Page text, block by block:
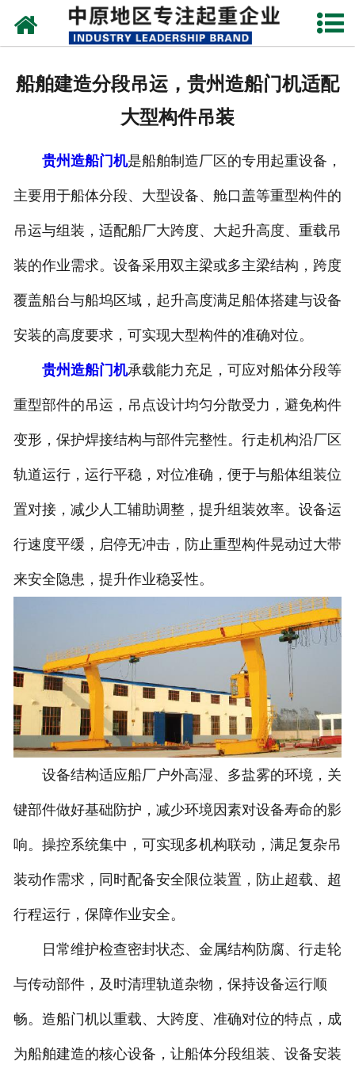
网站首页
企业视频
成功案例
联系我们
船舶建造分段吊运，贵州造船门机适配
大型构件吊装
贵州造船门机是船舶制造厂区的专用起重设备，
主要用于船体分段、大型设备、舱口盖等重型构件的
吊运与组装，适配船厂大跨度、大起升高度、重载吊
装的作业需求。设备采用双主梁或多主梁结构，跨度
覆盖船台与船坞区域，起升高度满足船体搭建与设备
安装的高度要求，可实现大型构件的准确对位。
贵州造船门机承载能力充足，可应对船体分段等
重型部件的吊运，吊点设计均匀分散受力，避免构件
变形，保护焊接结构与部件完整性。行走机构沿厂区
轨道运行，运行平稳，对位准确，便于与船体组装位
置对接，减少人工辅助调整，提升组装效率。设备运
行速度平缓，启停无冲击，防止重型构件晃动过大带
来安全隐患，提升作业稳妥性。
设备结构适应船厂户外高湿、多盐雾的环境，关
键部件做好基础防护，减少环境因素对设备寿命的影
响。操控系统集中，可实现多机构联动，满足复杂吊
装动作需求，同时配备安全限位装置，防止超载、超
行程运行，保障作业安全。
日常维护检查密封状态、金属结构防腐、行走轮
与传动部件，及时清理轨道杂物，保持设备运行顺
畅。造船门机以重载、大跨度、准确对位的特点，成
为船舶建造的核心设备，让船体分段组装、设备安装